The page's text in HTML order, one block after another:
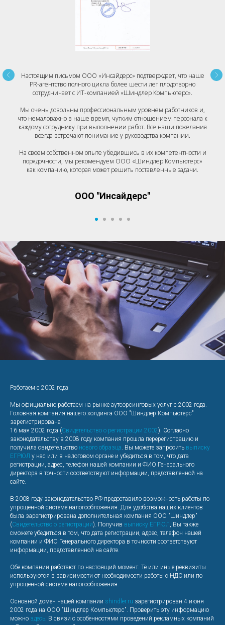
Настоящим письмом ООО «Инсайдерс» подтверждает, что наше
PR-агентство полного цикла более шести лет плодотворно
сотрудничает с ИТ-компанией «Шиндлер Компьютерс».
Мы очень довольны профессиональным уровнем работников и,
что немаловажно в наше время, чутким отношением персонала к
каждому сотруднику при выполнении работ. Все наши пожелания
всегда встречают понимание у руководства компании.
На своем собственном опыте убедившись в их компетентности и
порядочности, мы рекомендуем ООО «Шиндлер Компьютерс»
как компанию, которая может решить поставленные задачи.
ООО "Инсайдерс"
Работаем с 2002 года
Мы официально работаем на рынке аутсорсинговых услуг с 2002 года.
Головная компания нашего холдинга ООО "Шиндлер Компьютерс"
зарегистрирована
16 мая 2002 года (Свидетельство о регистрации 2002 ). Согласно
законодательству в 2008 году компания прошла перерегистрацию и
получила свидетельство нового образца. Вы можете запросить выписку
ЕГРЮЛ у нас или в налоговом органе и убедиться в том, что дата
регистрации, адрес, телефон нашей компании и ФИО Генерального
директора в точности соответствуют информации, представленной на
сайте.
В 2008 году законодательство РФ предоставило возможность работы по
упрощенной системе налогообложения. Для удобства наших клиентов
была зарегистрирована дополнительная компания ООО "Шиндлер"
(Свидетельство о регистрации). Получив выписку ЕГРЮЛ , Вы также
сможете убедиться в том, что дата регистрации, адрес, телефон нашей
компании и ФИО Генерального директора в точности соответствуют
информации, представленной на сайте.
Обе компании работают по настоящий момент. Те или иные реквизиты
используются в зависимости от необходимости работы с НДС или по
упрощенной системе налогообложения.
Основной домен нашей компании shindler.ru зарегистрирован 4 июня
2002 года на ООО "Шиндлер Компьютерс". Проверить эту информацию
можно здесь. В связи с особенностями проведений рекламных компаний